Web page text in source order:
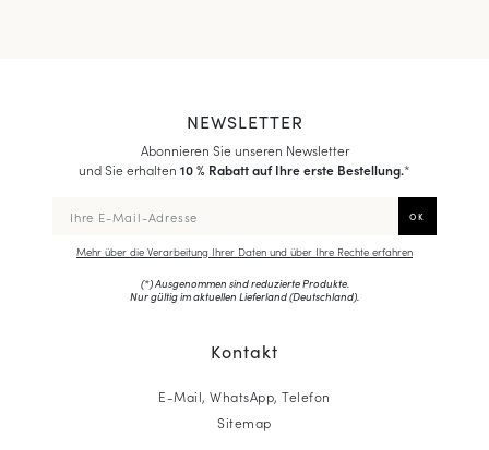
NEWSLETTER
Abonnieren Sie unseren Newsletter
und Sie erhalten 10 % Rabatt auf Ihre erste Bestellung.*
Mehr über die Verarbeitung Ihrer Daten und über Ihre Rechte erfahren
(*) Ausgenommen sind reduzierte Produkte.
Nur gültig im aktuellen Lieferland (Deutschland).
Kontakt
E-Mail, WhatsApp, Telefon
Sitemap